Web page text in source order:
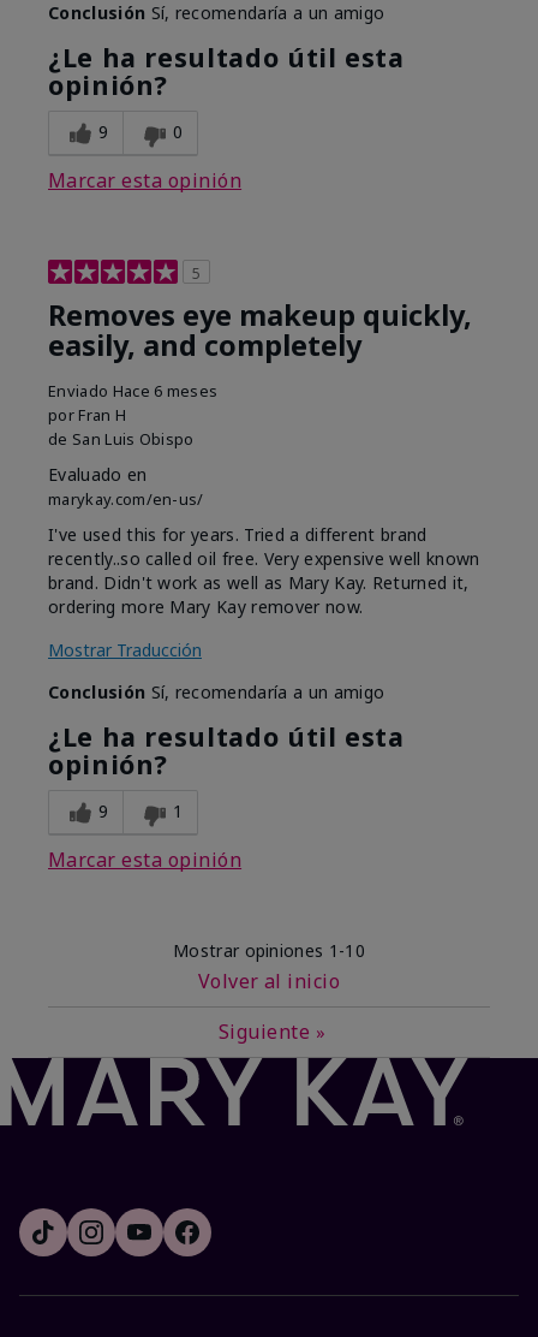
Conclusión Sí, recomendaría a un amigo
¿Le ha resultado útil esta
opinión?
9 0
Marcar esta opinión
5
Removes eye makeup quickly,
easily, and completely
Enviado Hace 6 meses
por Fran H
de San Luis Obispo
Evaluado en
marykay.com/en-us/
I've used this for years. Tried a different brand
recently..so called oil free. Very expensive well known
brand. Didn't work as well as Mary Kay. Returned it,
ordering more Mary Kay remover now.
Mostrar Traducción
Conclusión Sí, recomendaría a un amigo
¿Le ha resultado útil esta
opinión?
9 1
Marcar esta opinión
Mostrar opiniones 1-10
Volver al inicio
Siguiente »